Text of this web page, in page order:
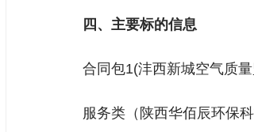
四、主要标的信息
合同包1(沣西新城空气质
服务类（陕西华佰辰环保科